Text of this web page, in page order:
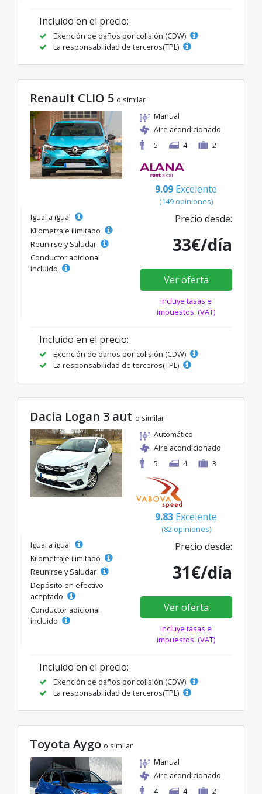
Incluido en el precio:
Exención de daños por colisión (CDW)
La responsabilidad de terceros(TPL)
Renault CLIO 5 o similar
Manual
Aire acondicionado
5
4 2
9.09 Excelente
(149 opiniones)
Igual a igual
Kilometraje ilimitado
Reunirse y Saludar
Conductor adicional
incluido
Precio desde:
33€/día
Ver oferta
Incluye tasas e
impuestos. (VAT)
Incluido en el precio:
Exención de daños por colisión (CDW)
La responsabilidad de terceros(TPL)
Dacia Logan 3 aut o similar
Automático
Aire acondicionado
5
4 3
9.83 Excelente
(82 opiniones)
Igual a igual
Kilometraje ilimitado
Reunirse y Saludar
Depósito en efectivo
aceptado
Conductor adicional
incluido
Precio desde:
31€/día
Ver oferta
Incluye tasas e
impuestos. (VAT)
Incluido en el precio:
Exención de daños por colisión (CDW)
La responsabilidad de terceros(TPL)
Toyota Aygo o similar
Manual
Aire acondicionado
4
4 2